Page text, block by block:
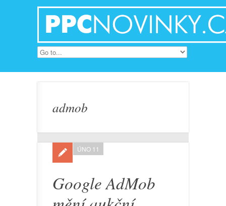
admob
Google AdMob
ÚNO 11